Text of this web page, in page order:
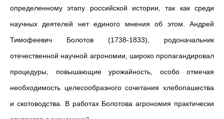
определенному этапу российской истории, так как среди
научных деятелей нет единого мнения об этом. Андрей
Тимофеевич Болотов (1738-1833), родоначальник
отечественной научной агрономии, широко пропагандировал
процедуры, повышающие урожайность, особо отмечая
необходимость целесообразного сочетания хлебопашества
и скотоводства. В работах Болотова агрономия практически